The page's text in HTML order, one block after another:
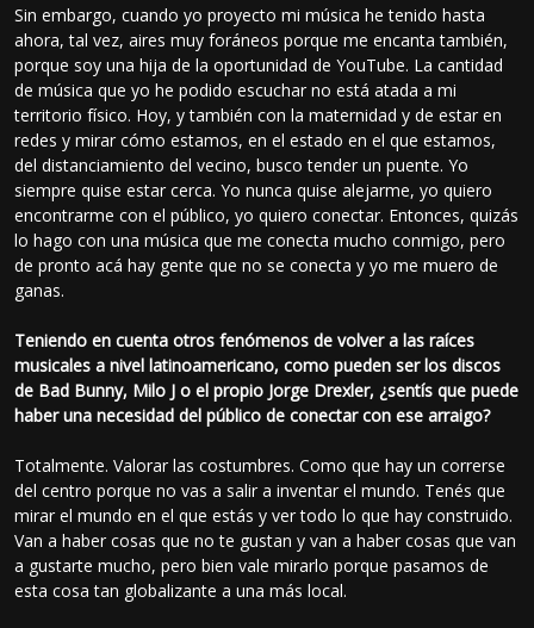
Sin embargo, cuando yo proyecto mi música he tenido hasta
ahora, tal vez, aires muy foráneos porque me encanta también,
porque soy una hija de la oportunidad de YouTube. La cantidad
de música que yo he podido escuchar no está atada a mi
territorio físico. Hoy, y también con la maternidad y de estar en
redes y mirar cómo estamos, en el estado en el que estamos,
del distanciamiento del vecino, busco tender un puente. Yo
siempre quise estar cerca. Yo nunca quise alejarme, yo quiero
encontrarme con el público, yo quiero conectar. Entonces, quizás
lo hago con una música que me conecta mucho conmigo, pero
de pronto acá hay gente que no se conecta y yo me muero de
ganas.
Teniendo en cuenta otros fenómenos de volver a las raíces
musicales a nivel latinoamericano, como pueden ser los discos
de Bad Bunny, Milo J o el propio Jorge Drexler, ¿sentís que puede
haber una necesidad del público de conectar con ese arraigo?
Totalmente. Valorar las costumbres. Como que hay un correrse
del centro porque no vas a salir a inventar el mundo. Tenés que
mirar el mundo en el que estás y ver todo lo que hay construido.
Van a haber cosas que no te gustan y van a haber cosas que van
a gustarte mucho, pero bien vale mirarlo porque pasamos de
esta cosa tan globalizante a una más local.